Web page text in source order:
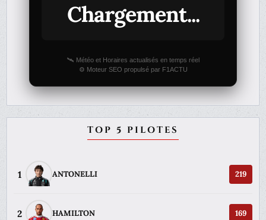
Chargement...
🛰️ Météo et Horaires actualisés en temps réel
⚙️ Moteur SEO propulsé par F1ACTU
TOP 5 PILOTES
1 ANTONELLI 219
2 HAMILTON 169